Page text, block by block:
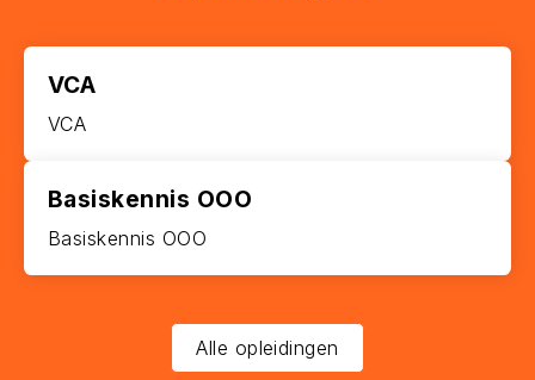
VCA
VCA
Basiskennis OOO
Basiskennis OOO
Alle opleidingen